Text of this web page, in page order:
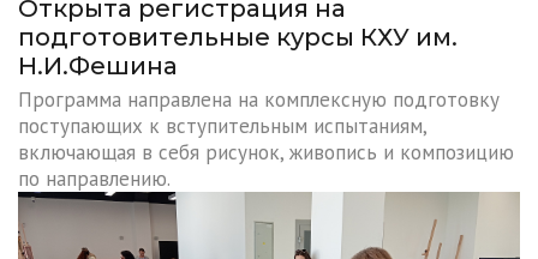
Открыта регистрация на
подготовительные курсы КХУ им.
Н.И.Фешина
Программа направлена на комплексную подготовку
поступающих к вступительным испытаниям,
включающая в себя рисунок, живопись и композицию
по направлению.